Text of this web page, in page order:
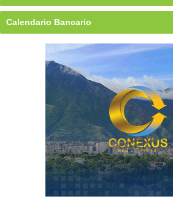
Calendario Bancario